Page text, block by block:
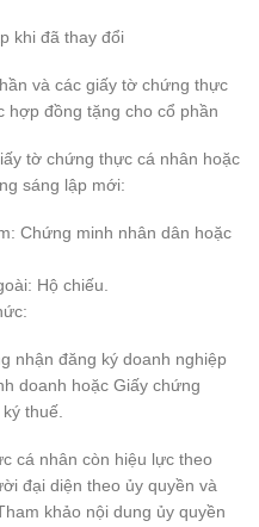
khi đã thay đổi
và các giấy tờ chứng thực
hợp đồng tặng cho cổ phần
tờ chứng thực cá nhân hoặc
sáng lập mới:
Chứng minh nhân dân hoặc
Hộ chiếu.
nhận đăng ký doanh nghiệp
doanh hoặc Giấy chứng
thuế.
cá nhân còn hiệu lực theo
đại diện theo ủy quyền và
khảo nội dung ủy quyền